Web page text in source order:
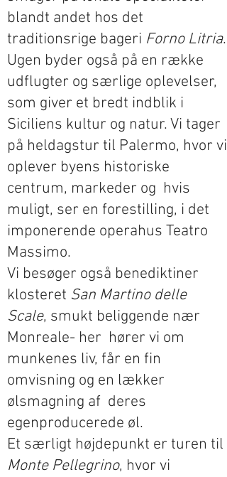
blandt andet hos det
traditionsrige bageri Forno Litria.
Ugen byder også på en række
udflugter og særlige oplevelser,
som giver et bredt indblik i
Siciliens kultur og natur. Vi tager
på heldagstur til Palermo, hvor vi
oplever byens historiske
centrum, markeder og hvis
muligt, ser en forestilling, i det
imponerende operahus Teatro
Massimo.
Vi besøger også benediktiner
klosteret San Martino delle
Scale, smukt beliggende nær
Monreale- her hører vi om
munkenes liv, får en fin
omvisning og en lækker
ølsmagning af deres
egenproducerede øl.
Et særligt højdepunkt er turen til
Monte Pellegrino, hvor vi